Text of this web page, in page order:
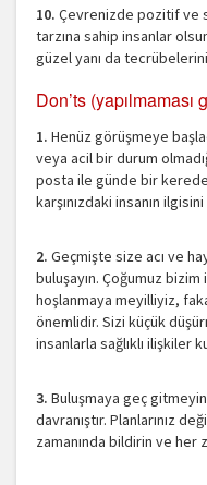
10. Çevrenizde pozitif ve
tarzına sahip insanlar
güzel yanı da
Don’ts (yapılmaması
1. Henüz görüşmeye
veya acil bir durum
posta ile günde bir
karşınızdaki insanın
2. Geçmişte size acı ve
buluşayın. Çoğumuz
hoşlanmaya meyilliyiz,
önemlidir. Sizi küçük
insanlarla sağlıklı ilişkiler
3. Buluşmaya geç
davranıştır. Planlarınız
zamanında bildirin ve her